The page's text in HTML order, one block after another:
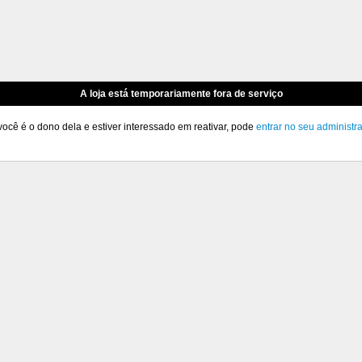
A loja está temporariamente fora de serviço
é o dono dela e estiver interessado em reativar, pode entrar no seu